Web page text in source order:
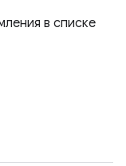
в списке